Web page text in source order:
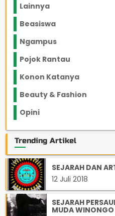
Lainnya
Beasiswa
Ngampus
Pojok Rantau
Konon Katanya
Beauty & Fashion
Opini
Trending Artikel
SEJARAH DAN
12 Juli 2018
SEJARAH
MUDA